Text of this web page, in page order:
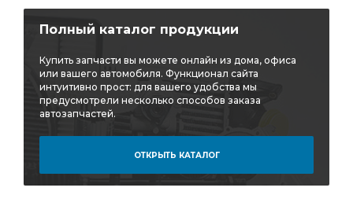
Полный каталог продукции
Купить запчасти вы можете онлайн из дома, офиса
или вашего автомобиля. Функционал сайта
интуитивно прост: для вашего удобства мы
предусмотрели несколько способов заказа
автозапчастей.
ОТКРЫТЬ КАТАЛОГ